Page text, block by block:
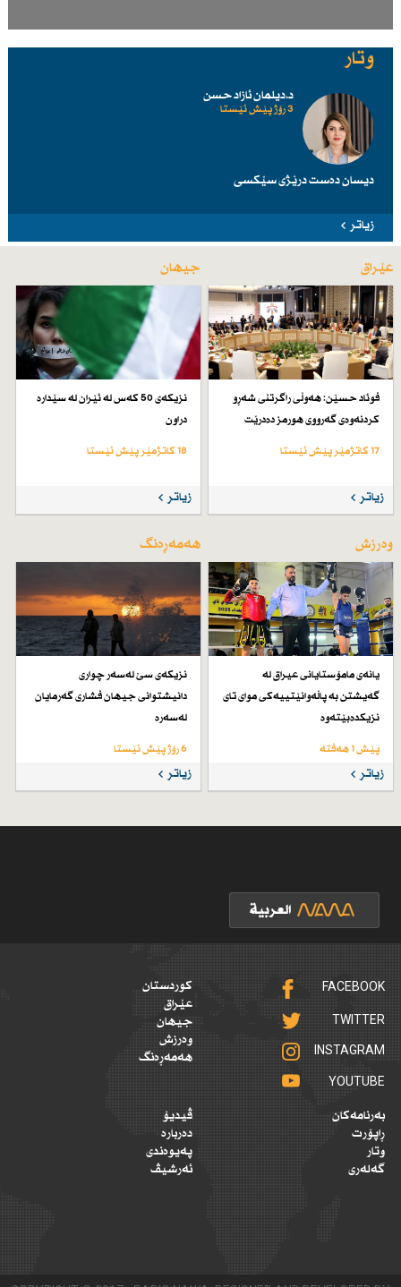
وتار
د.دیلمان ئازاد حسن
3 رۆژ پێش ئێستا
دیسان دەست درێژی سێكسی
زیاتر
عێراق
فوئاد حسێن: هەوڵی راگرتنی شەڕو
كردنەوەی گەرووی هورمز دەدرێت
17 کاتژمێر پێش ئێستا
زیاتر
جیهان
نزیكەی 50 كەس لە ئێران لە سێدارە
دراون
18 کاتژمێر پێش ئێستا
زیاتر
وەرزش
یانەی مامۆستایانی عیراق لە
گەیشتن بە پاڵەوانێتییەكی موای تای
نزیكدەبێتەوە
پێش 1 هەفتە
زیاتر
هەمەڕەنگ
نزیكەی سێ لەسەر چواری
دانیشتوانی جیهان فشاری گەرمایان
لەسەرە
6 رۆژ پێش ئێستا
زیاتر
FACEBOOK
TWITTER
INSTAGRAM
YOUTUBE
کوردستان
عێراق
جیهان
وەرزش
هەمەڕەنگ
بەرنامەکان
ڕاپۆرت
وتار
گەلەری
ڤیدیۆ
دەربارە
پەیوەندی
ئەرشیڤ